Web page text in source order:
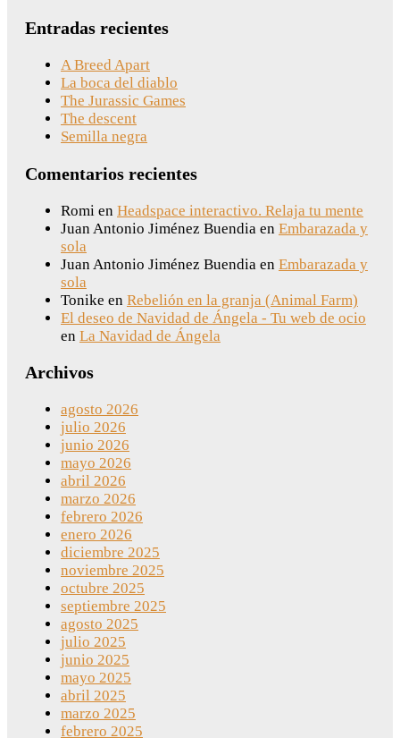
Entradas recientes
A Breed Apart
La boca del diablo
The Jurassic Games
The descent
Semilla negra
Comentarios recientes
Romi en Headspace interactivo. Relaja tu mente
Juan Antonio Jiménez Buendia en Embarazada y
sola
Juan Antonio Jiménez Buendia en Embarazada y
sola
Tonike en Rebelión en la granja (Animal Farm)
El deseo de Navidad de Ángela - Tu web de ocio
en La Navidad de Ángela
Archivos
agosto 2026
julio 2026
junio 2026
mayo 2026
abril 2026
marzo 2026
febrero 2026
enero 2026
diciembre 2025
noviembre 2025
octubre 2025
septiembre 2025
agosto 2025
julio 2025
junio 2025
mayo 2025
abril 2025
marzo 2025
febrero 2025